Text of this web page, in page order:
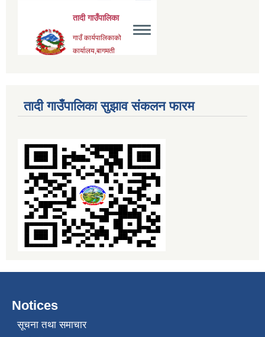
तादी गाउँपालिका सुझाव संकलन फारम
Notices
सूचना तथा समाचार